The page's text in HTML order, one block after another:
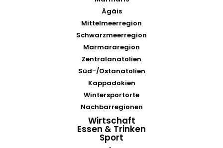
Ägäis
Mittelmeerregion
Schwarzmeerregion
Marmararegion
Zentralanatolien
Süd-/Ostanatolien
Kappadokien
Wintersportorte
Nachbarregionen
Wirtschaft
Essen & Trinken
Sport